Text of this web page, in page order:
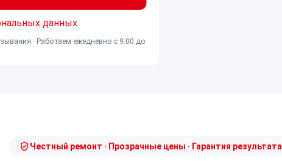
данных
· Работаем ежедневно с 9:00 до
Честный ремонт · Прозрачные цены · Гарантия результата